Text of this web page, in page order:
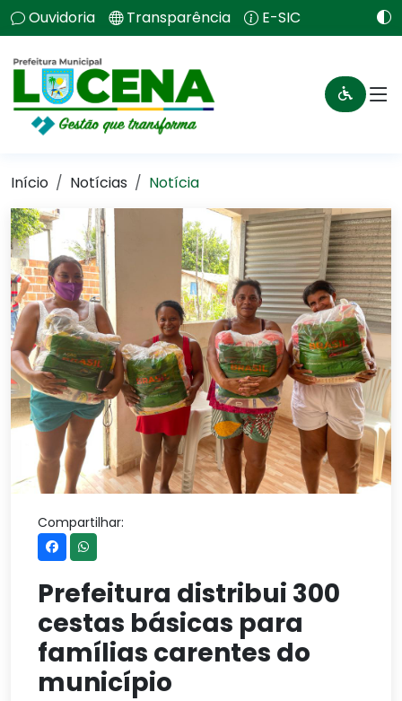
Ouvidoria Transparência E-SIC
Início Notícias Notícia
Compartilhar:
Prefeitura distribui 300
cestas básicas para
famílias carentes do
município